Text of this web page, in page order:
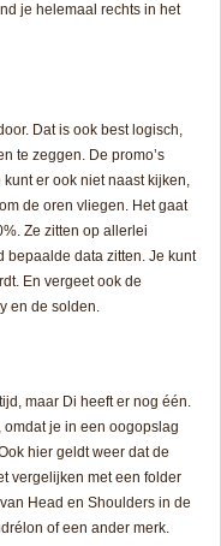
je helemaal rechts in het
Dat is ook best logisch,
te zeggen. De promo’s
er ook niet naast kijken,
de oren vliegen. Het gaat
Ze zitten op allerlei
bepaalde data zitten. Je kunt
En vergeet ook de
en de solden.
maar Di heeft er nog één.
je in een oogopslag
hier geldt weer dat de
vergelijken met een folder
Head en Shoulders in de
of een ander merk.